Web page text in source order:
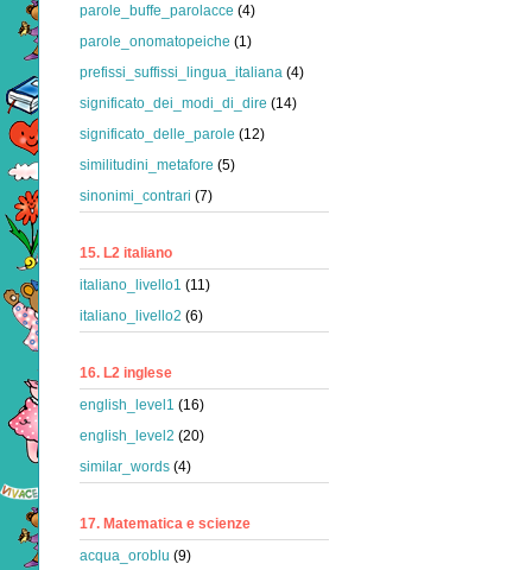
parole_buffe_parolacce (4)
parole_onomatopeiche (1)
prefissi_suffissi_lingua_italiana (4)
significato_dei_modi_di_dire (14)
significato_delle_parole (12)
similitudini_metafore (5)
sinonimi_contrari (7)
15. L2 italiano
italiano_livello1 (11)
italiano_livello2 (6)
16. L2 inglese
english_level1 (16)
english_level2 (20)
similar_words (4)
17. Matematica e scienze
acqua_oroblu (9)